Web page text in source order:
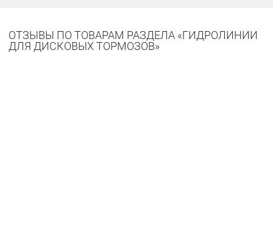
ОТЗЫВЫ ПО ТОВАРАМ РАЗДЕЛА «ГИДРОЛИНИИ
ДЛЯ ДИСКОВЫХ ТОРМОЗОВ»